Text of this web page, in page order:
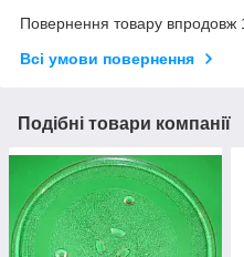
Повернення товару впродовж
Всі умови повернення
Подібні товари компанії